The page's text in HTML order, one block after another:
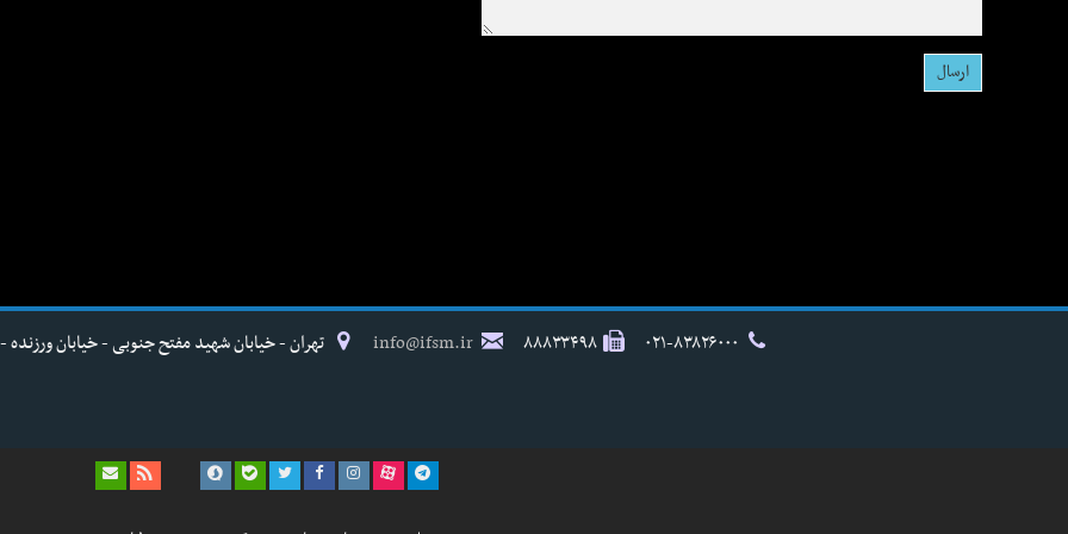
۸۸۸۳۳۴۹۸ info@ifsm.ir تهران - خیابان شهید مفتح جنوبی - خیابان ورزنده - پلاک ۱۷ - فدراسیون